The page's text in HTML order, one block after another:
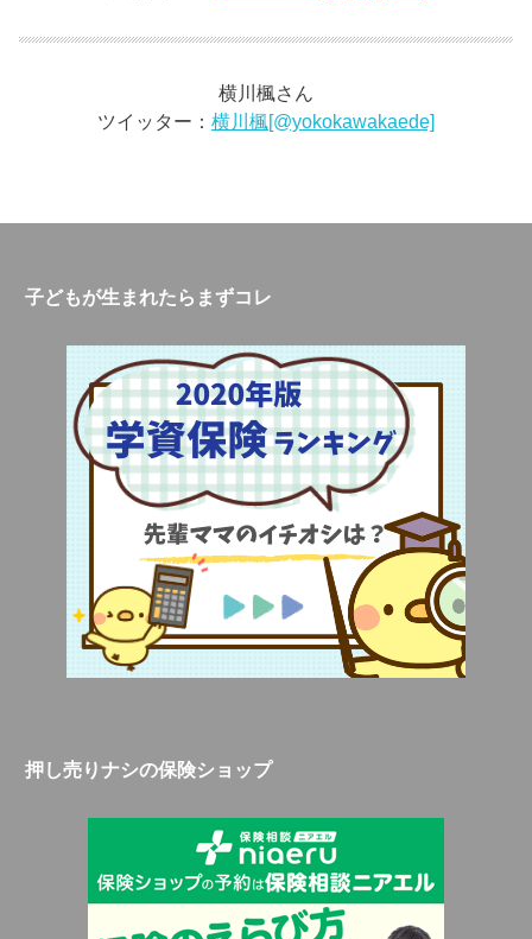
横川楓さん
ツイッター： 横川楓[@yokokawakaede]
子どもが生まれたらまずコレ
押し売りナシの保険ショップ